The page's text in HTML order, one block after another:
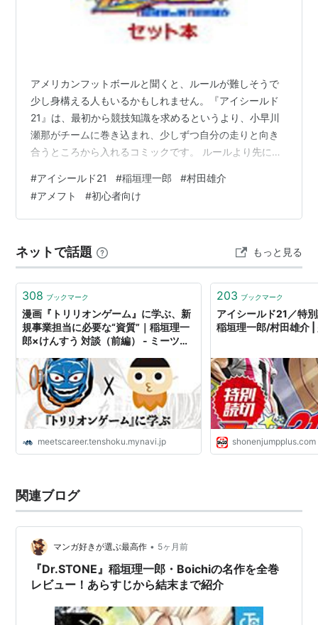
アメリカンフットボールと聞くと、ルールが難しそうで
少し身構える人もいるかもしれません。『アイシールド
21』は、最初から競技知識を求めるというより、小早川
瀬那がチームに巻き込まれ、少しずつ自分の走りと向き
合うところから入れるコミックです。 ルールより先に瀬
ルを全部覚えることではありません。瀬那がどんな性格
で、なぜ走る力を持っているのか、そしてその力がどう
チームに必要とされるのかを見ると、物語に入りやすく
に詳しくなくても「この子がどうなるのか」を追う楽し
さがあります。スポーツ漫画の入口として読み…
#アイシールド21 #稲垣理一郎 #村田雄介
#アメフト #初心者向け
ネットで話題 もっと見る
308 ブックマーク
漫画『トリリオンゲーム』に学ぶ、新
規事業担当に必要な“資質”｜稲垣理一
郎×けんすう 対談（前編） - ミーツキ
meetscareer.tenshoku.mynavi.jp
203 ブックマーク
アイシールド21／特
稲垣理一郎/村田雄介
shonenjumpplus.com
関連ブログ
マンガ好きが選ぶ最高作 • 5ヶ月前
『Dr.STONE』稲垣理一郎・Boichiの名作を全巻
レビュー！あらすじから結末まで紹介